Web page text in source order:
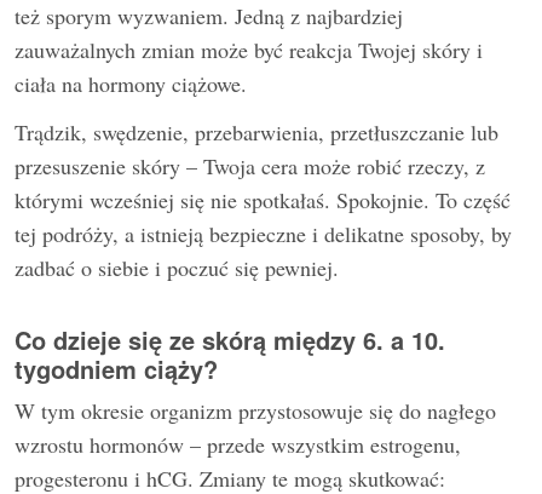
też sporym wyzwaniem. Jedną z najbardziej
zauważalnych zmian może być reakcja Twojej skóry i
ciała na hormony ciążowe.
Trądzik, swędzenie, przebarwienia, przetłuszczanie lub
przesuszenie skóry – Twoja cera może robić rzeczy, z
którymi wcześniej się nie spotkałaś. Spokojnie. To część
tej podróży, a istnieją bezpieczne i delikatne sposoby, by
zadbać o siebie i poczuć się pewniej.
Co dzieje się ze skórą między 6. a 10.
tygodniem ciąży?
W tym okresie organizm przystosowuje się do nagłego
wzrostu hormonów – przede wszystkim estrogenu,
progesteronu i hCG. Zmiany te mogą skutkować: